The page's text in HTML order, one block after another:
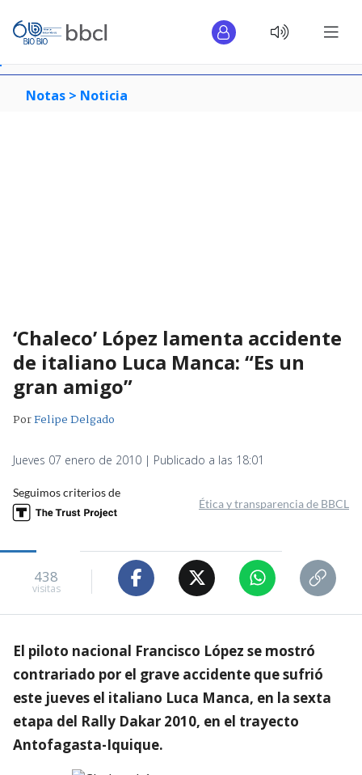
Notas > Noticia
‘Chaleco’ López lamenta accidente
de italiano Luca Manca: “Es un
gran amigo”
PorFelipe Delgado
Jueves 07 enero de 2010 | Publicado a las 18:01
Seguimos criterios de
Ética y transparencia de BBCL
438
visitas
El piloto nacional Francisco López se mostró
contrariado por el grave accidente que sufrió
este jueves el italiano Luca Manca, en la sexta
etapa del Rally Dakar 2010, en el trayecto
Antofagasta-Iquique.